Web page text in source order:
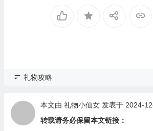
礼物攻略
本文由 礼物小仙女发表于 2024-
转载请务必保留本文链接：